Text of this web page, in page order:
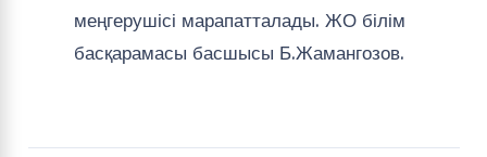
меңгерушісі марапатталады. ЖО білім
басқарамасы басшысы Б.Жамангозов.